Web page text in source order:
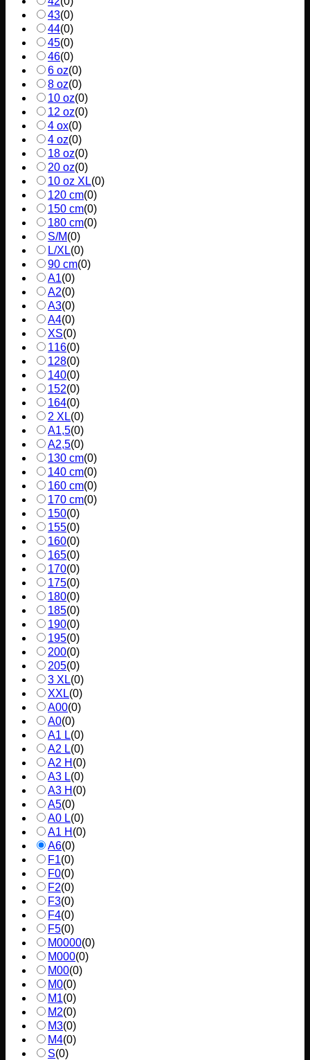
43(0)
44(0)
45(0)
46(0)
6 oz(0)
8 oz(0)
10 oz(0)
12 oz(0)
4 ox(0)
4 oz(0)
18 oz(0)
20 oz(0)
10 oz XL(0)
120 cm(0)
150 cm(0)
180 cm(0)
S/M(0)
L/XL(0)
90 cm(0)
A1(0)
A2(0)
A3(0)
A4(0)
XS(0)
116(0)
128(0)
140(0)
152(0)
164(0)
2 XL(0)
A1,5(0)
A2,5(0)
130 cm(0)
140 cm(0)
160 cm(0)
170 cm(0)
150(0)
155(0)
160(0)
165(0)
170(0)
175(0)
180(0)
185(0)
190(0)
195(0)
200(0)
205(0)
3 XL(0)
XXL(0)
A00(0)
A0(0)
A1 L(0)
A2 L(0)
A2 H (0)
A3 L(0)
A3 H (0)
A5(0)
A0 L(0)
A1 H (0)
A6(0)
F1(0)
F0(0)
F2(0)
F3(0)
F4(0)
F5(0)
M0000(0)
M000(0)
M00(0)
M0(0)
M1(0)
M2(0)
M3(0)
M4(0)
S(0)